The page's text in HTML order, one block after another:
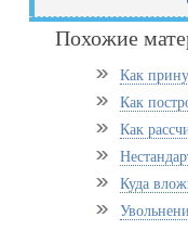
Похожие
Как
Как
Как
Куда